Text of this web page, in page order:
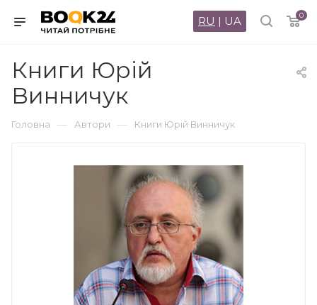
0
RU | UA
Книги Юрій
Винничук
Головна — Автори — Книги Юрій Винничук